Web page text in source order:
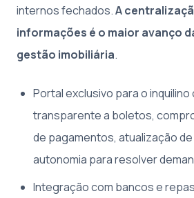
internos fechados.A
informações é o maior avanço
gestão imobiliária.
Portal exclusivo para o
transparente a boletos,
de pagamentos, atualização
autonomia para resolver
Integração com bancos e